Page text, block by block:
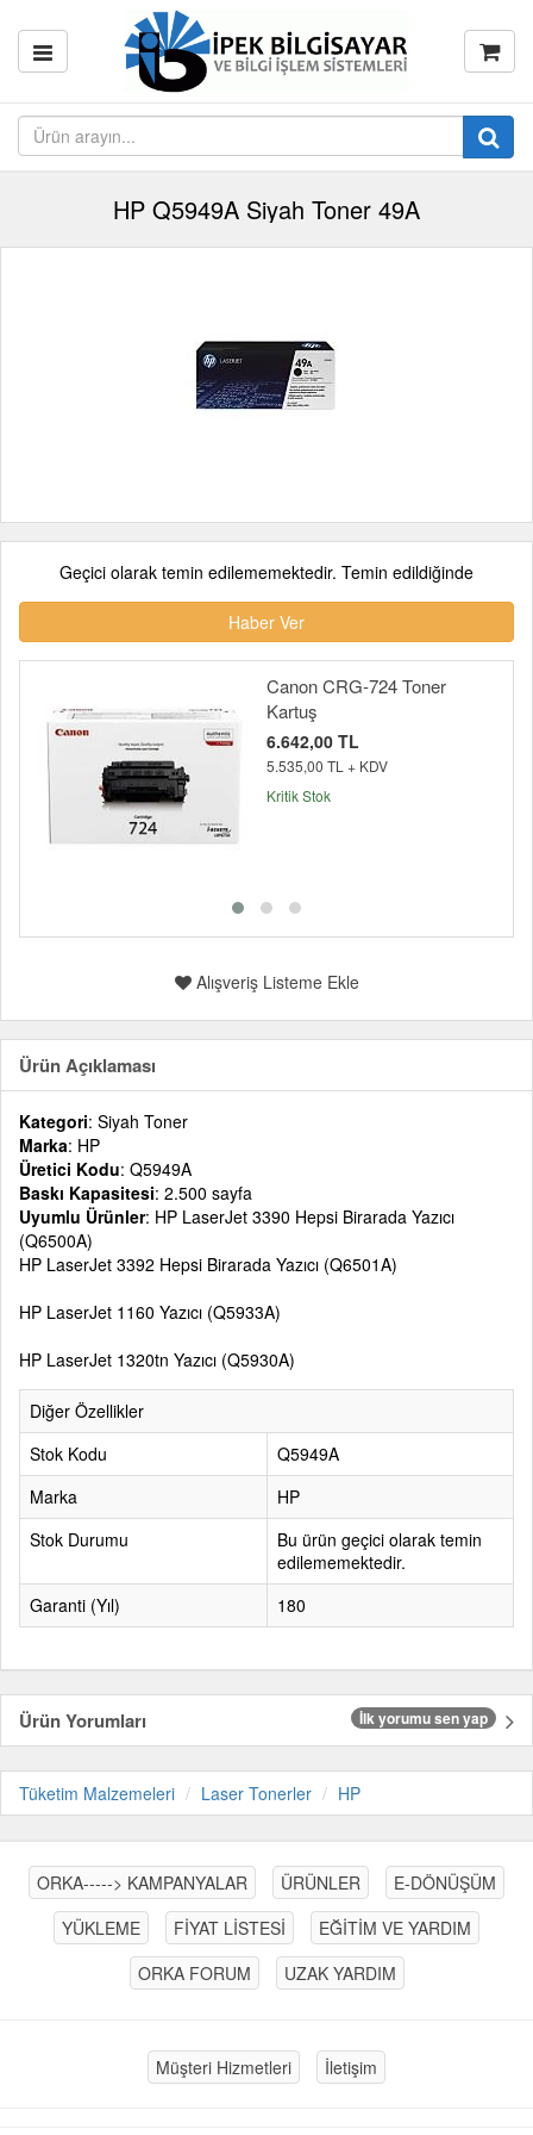
HP Q5949A Siyah Toner 49A
Geçici olarak temin edilememektedir. Temin edildiğinde
Haber Ver
Canon CRG-724 Toner
Kartuş
6.642,00 TL
5.535,00 TL + KDV
Kritik Stok
Alışveriş Listeme Ekle
Ürün Açıklaması
Kategori: Siyah Toner
Marka: HP
Üretici Kodu: Q5949A
Baskı Kapasitesi: 2.500 sayfa
Uyumlu Ürünler: HP LaserJet 3390 Hepsi Birarada Yazıcı
(Q6500A)
HP LaserJet 3392 Hepsi Birarada Yazıcı (Q6501A)
HP LaserJet 1160 Yazıcı (Q5933A)
HP LaserJet 1320tn Yazıcı (Q5930A)
Diğer Özellikler
Stok Kodu
Q5949A
Marka
HP
Stok Durumu
Bu ürün geçici olarak temin
edilememektedir.
Garanti (Yıl)
180
Ürün Yorumları İlk yorumu sen yap
Tüketim Malzemeleri Laser Tonerler HP
ORKA-----> KAMPANYALAR ÜRÜNLER
E-DÖNÜŞÜM
YÜKLEME
FİYAT LİSTESİ
EĞİTİM VE YARDIM
ORKA FORUM
UZAK YARDIM
Müşteri Hizmetleri İletişim